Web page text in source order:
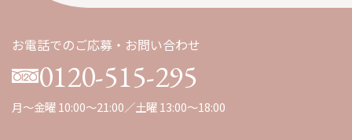
（1）
お電話でのご応募・お問い合わせ
0120-515-295
月～金曜 10:00～21:00／土曜 13:00～18:00